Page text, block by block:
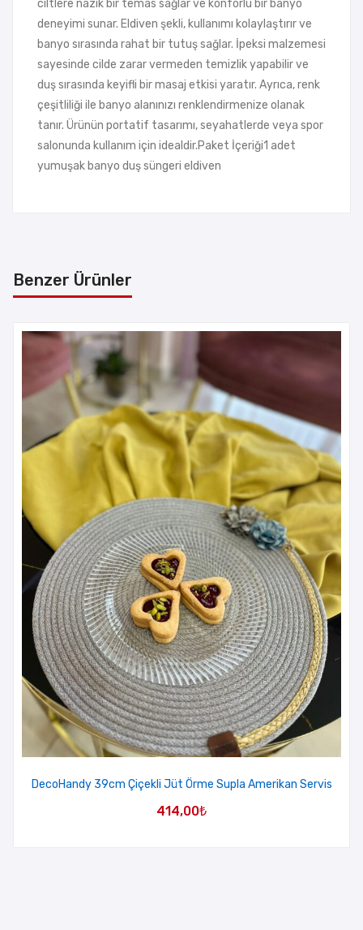
ciltlere nazik bir temas sağlar ve konforlu bir banyo
deneyimi sunar. Eldiven şekli, kullanımı kolaylaştırır ve
banyo sırasında rahat bir tutuş sağlar. İpeksi malzemesi
sayesinde cilde zarar vermeden temizlik yapabilir ve
duş sırasında keyifli bir masaj etkisi yaratır. Ayrıca, renk
çeşitliliği ile banyo alanınızı renklendirmenize olanak
tanır. Ürünün portatif tasarımı, seyahatlerde veya spor
salonunda kullanım için idealdir.Paket İçeriği1 adet
yumuşak banyo duş süngeri eldiven
Benzer Ürünler
DecoHandy 39cm Çiçekli Jüt Örme Supla Amerikan Servis
414,00₺